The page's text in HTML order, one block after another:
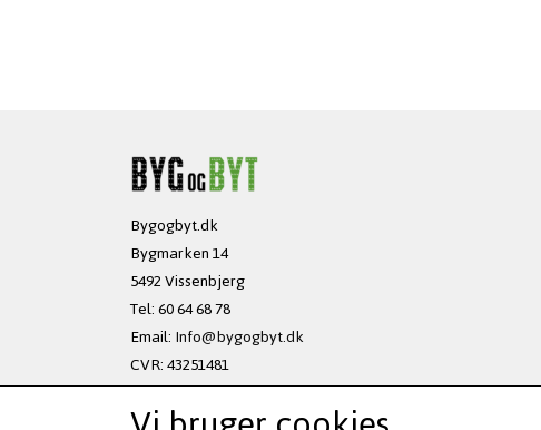
Bygogbyt.dk
Bygmarken 14
5492 Vissenbjerg
Tel: 60 64 68 78
Email:Info@bygogbyt.dk
CVR: 43251481
Ved tekniske udfordringer